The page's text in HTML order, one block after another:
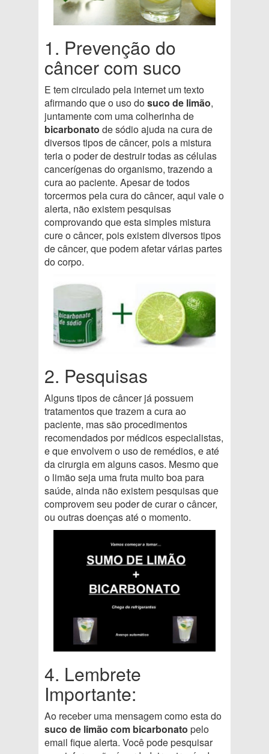
1. Prevenção do
câncer com suco
E tem circulado pela internet um texto
afirmando que o uso dosuco de limão,
juntamente com uma colherinha de
bicarbonato de sódio ajuda na cura de
diversos tipos de câncer, pois a mistura
teria o poder de destruir todas as células
cancerígenas do organismo, trazendo a
cura ao paciente. Apesar de todos
torcermos pela cura do câncer, aqui vale o
alerta, não existem pesquisas
comprovando que esta simples mistura
cure o câncer, pois existem diversos tipos
de câncer, que podem afetar várias partes
do corpo.
2. Pesquisas
Alguns tipos de câncer já possuem
tratamentos que trazem a cura ao
paciente, mas são procedimentos
recomendados por médicos especialistas,
e que envolvem o uso de remédios, e até
da cirurgia em alguns casos. Mesmo que
o limão seja uma fruta muito boa para
saúde, ainda não existem pesquisas que
comprovem seu poder de curar o câncer,
ou outras doenças até o momento.
4. Lembrete
Importante:
Ao receber uma mensagem como esta do
suco de limão com bicarbonato pelo
email fique alerta. Você pode pesquisar